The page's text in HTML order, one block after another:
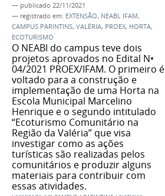
— publicado 22/11/2021
— registrado em: EXTENSÃO, NEABI, IFAM,
CAMPUS PARINTINS, VALÉRIA, PROEX, HORTA,
ECOTURISMO
O NEABI do campus teve dois
projetos aprovados no Edital N•
04/2021 PROEX/IFAM. O primeiro é
voltado para a construção e
implementação de uma Horta na
Escola Municipal Marcelino
Henrique e o segundo intitulado
“Ecoturismo Comunitário na
Região da Valéria” que visa
investigar como as ações
turísticas são realizadas pelos
comunitários e produzir alguns
materiais para contribuir com
essas atividades.